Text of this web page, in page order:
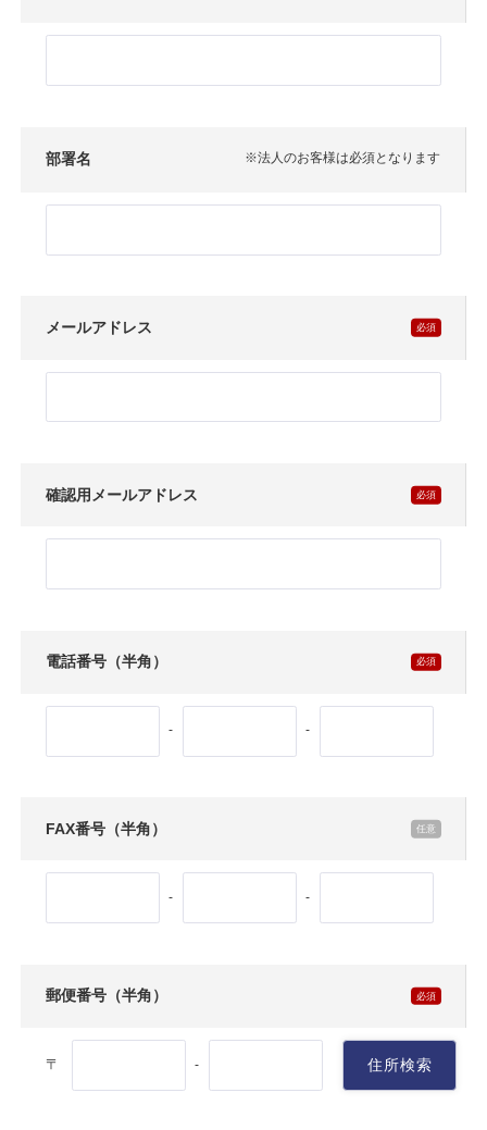
部署名 ※法人のお客様は必須となります
メールアドレス
確認用メールアドレス
電話番号（半角）
- -
FAX番号（半角）
- -
郵便番号（半角）
〒 - 住所検索